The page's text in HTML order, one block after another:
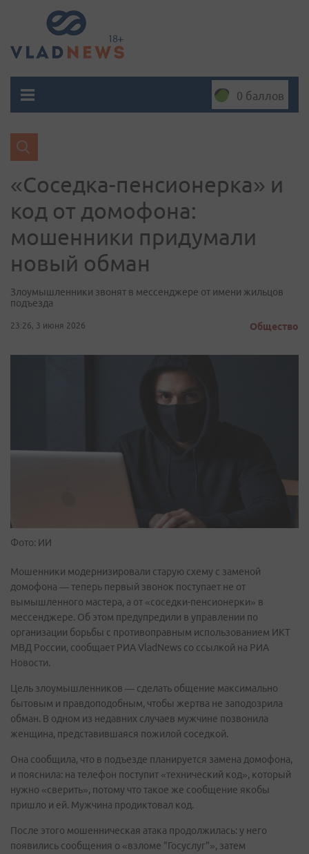
0 баллов
«Соседка-пенсионерка» и
код от домофона:
мошенники придумали
новый обман
Злоумышленники звонят в мессенджере от имени жильцов
подъезда
23:26, 3 июня 2026 Общество
Фото: ИИ
Мошенники модернизировали старую схему с заменой
домофона — теперь первый звонок поступает не от
вымышленного мастера, а от «соседки-пенсионерки» в
мессенджере. Об этом предупредили в управлении по
организации борьбы с противоправным использованием ИКТ
МВД России, сообщает РИА VladNews со ссылкой на РИА
Новости.
Цель злоумышленников — сделать общение максимально
бытовым и правдоподобным, чтобы жертва не заподозрила
обман. В одном из недавних случаев мужчине позвонила
женщина, представившаяся пожилой соседкой.
Она сообщила, что в подъезде планируется замена домофона,
и пояснила: на телефон поступит «технический код», который
нужно «сверить», потому что такое же сообщение якобы
пришло и ей. Мужчина продиктовал код.
После этого мошенническая атака продолжилась: у него
появились сообщения о «взломе "Госуслуг"», затем